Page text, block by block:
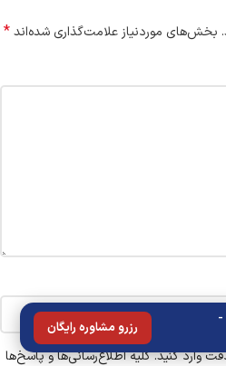
بخش‌های موردنیاز علامت‌گذاری شده‌اند*
وارد کنید. کلیه اطلاع‌رسانی‌ها و پاسخ‌ها
مشاوره رایگان: 09128650016 -
رزرو مشاوره رایگان